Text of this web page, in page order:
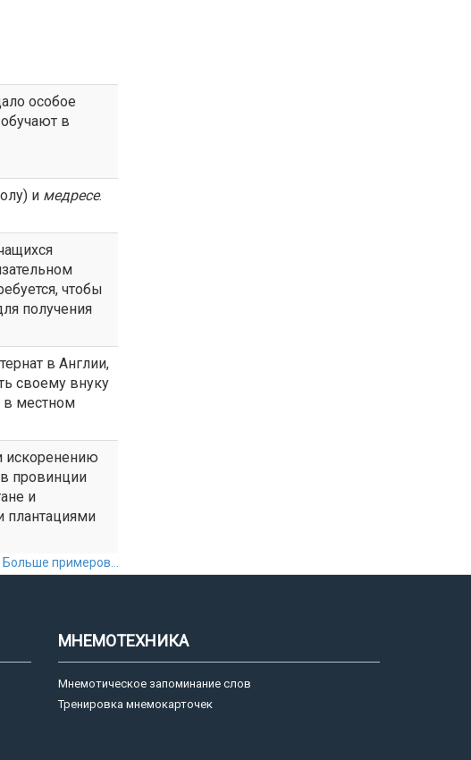
особое
в
и медресе.
чтобы
получения
в Англии,
своему внуку
в местном
искоренению
провинции
и
плантациями
Больше примеров...
МНЕМОТЕХНИКА
Мнемотическое запоминание слов
Тренировка мнемокарточек